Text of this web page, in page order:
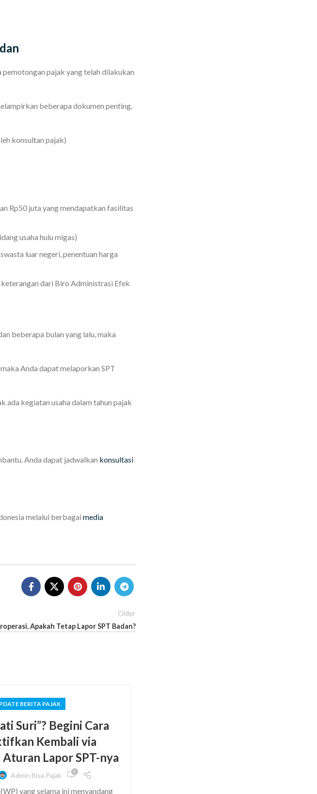
pemotongan pajak yang telah dilakukan
beberapa dokumen penting,
konsultan pajak)
Rp50 juta yang mendapatkan fasilitas
usaha hulu migas)
luar negeri, penentuan harga
dari Biro Administrasi Efek
beberapa bulan yang lalu, maka
Anda dapat melaporkan SPT
ada kegiatan usaha dalam tahun pajak
Anda dapat jadwalkan konsultasi
melalui berbagai media
Older
Apakah Tetap Lapor SPT Badan?
BERITA PAJAK
Suri”? Begini Cara
Kembali via
Lapor SPT-nya
Admin Bisa Pajak 0
yang selama ini menyandang